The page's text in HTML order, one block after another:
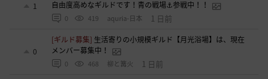
1
自由度高めなギルドです！青の戦場⚓参戦中！！
0 419 aquria-日本 1 日前
0
[ギルド募集] 生活寄りの小規模ギルド【月光浴場】は、現在
メンバー募集中！
0 468 柳と篝火 1 日前